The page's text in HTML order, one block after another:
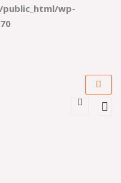
public_html/wp-